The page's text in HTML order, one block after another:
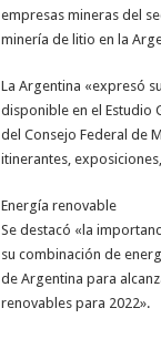
empresas mineras del
minería de litio en la
La Argentina «expresó
disponible en el Estudio
del Consejo Federal de
itinerantes,
Energía renovable
Se destacó «la
su combinación de
de Argentina para
renovables para 2022».